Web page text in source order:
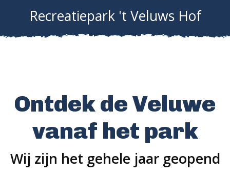
Recreatiepark 't Veluws Hof
Ontdek de Veluwe
vanaf het park
Wij zijn het gehele jaar geopend